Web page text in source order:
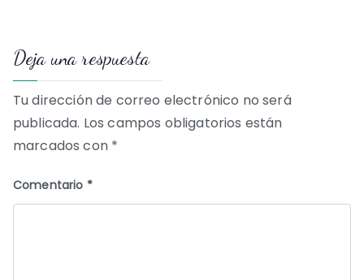
entradas
Deja una respuesta
Tu dirección de correo electrónico no será
publicada. Los campos obligatorios están
marcados con *
Comentario *